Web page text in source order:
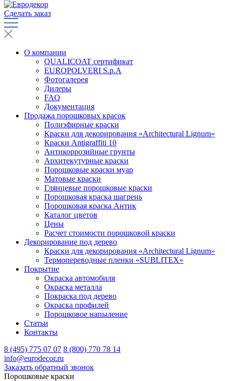
Сделать заказ
О компании
QUALICOAT сертификат
EUROPOLVERI S.p.A
Фотогалерея
Дилеры
FAQ
Документация
Продажа порошковых красок
Полиэфирные краски
Краски для декорирования «Architectural Lignum»
Краски Antigraffiti 10
Антикоррозийные грунты
Архитекутурные краски
Порошковые краски муар
Матовые краски
Глянцевые порошковые краски
Порошковая краска шагрень
Порошковая краска Антик
Каталог цветов
Цены
Расчет стоимости порошковой краски
Декорирование под дерево
Краски для декорирования «Architectural Lignum»
Термопереводные пленки «SUBLITEX»
Покрытие
Окраска автомобиля
Окраска металла
Покраска под дерево
Окраска профилей
Порошковое напыление
Статьи
Контакты
8 (495) 775 07 07 8 (800) 770 78 14
info@eurodecor.ru
Заказать обратный звонок
Порошковые краски